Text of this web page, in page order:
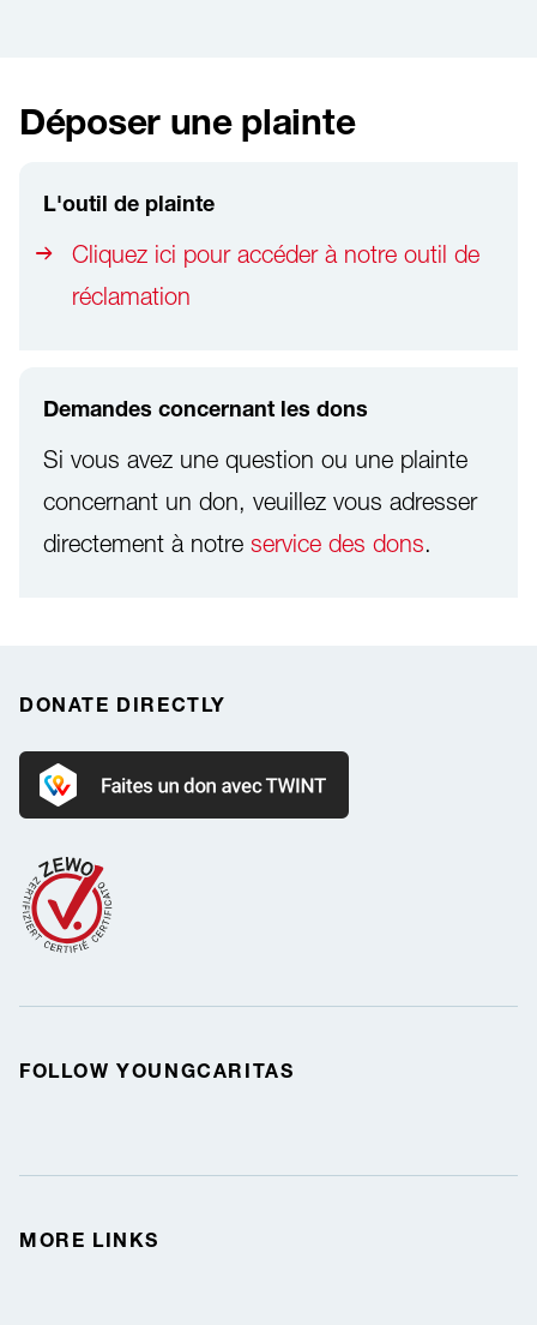
Déposer une plainte
L'outil de plainte
Cliquez ici pour accéder à notre outil de
réclamation
Demandes concernant les dons
Si vous avez une question ou une plainte
concernant un don, veuillez vous adresser
directement à notre service des dons.
DONATE DIRECTLY
Donate with Twint
FOLLOW YOUNGCARITAS
MORE LINKS